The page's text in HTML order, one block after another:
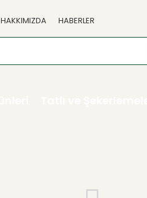
HAKKIMIZDA HABERLER